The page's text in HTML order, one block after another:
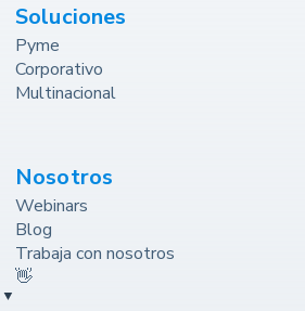
Soluciones
Pyme
Corporativo
Multinacional
Nosotros
Webinars
Blog
Trabaja con nosotros
👋